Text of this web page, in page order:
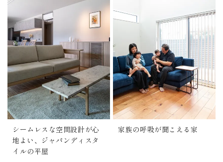
シームレスな空間設計が心
地よい、ジャパンディスタ
イルの平屋
家族の呼吸が聞こえる家